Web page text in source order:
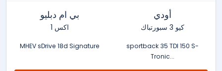
بي ام دبليو
اكس 1
MHEV sDrive 18d Signature
أودي
كيو 3 سبورتباك
sportback 35 TDI 150 S-
Tronic...